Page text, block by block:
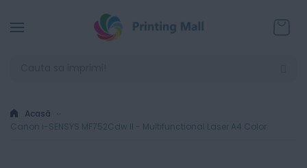
Acasă
Canon i-SENSYS MF752Cdw II - Multifunctional Laser A4 Color